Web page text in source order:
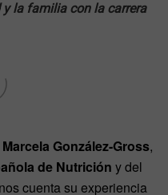
la familia con la carrera
Marcela González-Gross,
de Nutrición y del
cuenta su experiencia